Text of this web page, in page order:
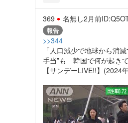
369 名無し2月前
報告
>>344
「人口減少で地球から消
手当”も 韓国で何が起き
【サンデーLIVE!!】(2024